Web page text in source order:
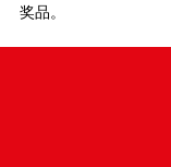
奖品。